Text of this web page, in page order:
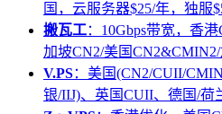
国，云服务器$25/年，独服
搬瓦工：10Gbps带宽，香
加坡CN2/美国
V.PS：美国(CN2/CUII/
银/IIJ)、英国CUII、德国/荷